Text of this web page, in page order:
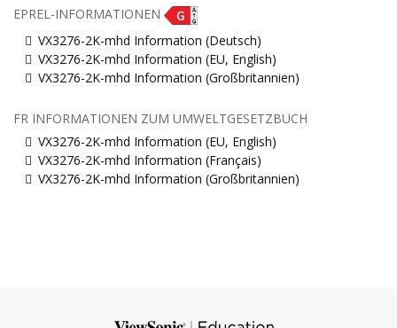
EPREL-INFORMATIONEN
VX3276-2K-mhd Information (Deutsch)
VX3276-2K-mhd Information (EU, English)
VX3276-2K-mhd Information (Großbritannien)
FR INFORMATIONEN ZUM UMWELTGESETZBUCH
VX3276-2K-mhd Information (EU, English)
VX3276-2K-mhd Information (Français)
VX3276-2K-mhd Information (Großbritannien)